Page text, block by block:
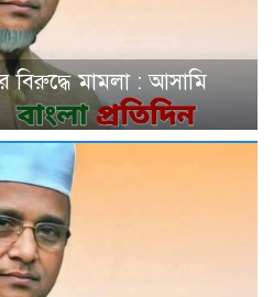
মামলা : আসামি